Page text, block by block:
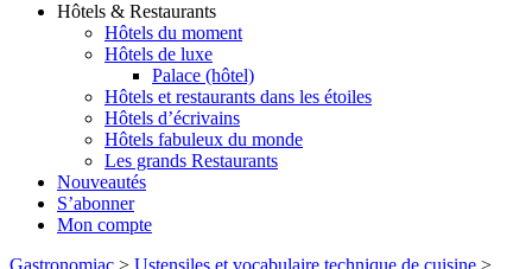
Hôtels & Restaurants
Hôtels du moment
Hôtels de luxe
Palace (hôtel)
Hôtels et restaurants dans les étoiles
Hôtels d’écrivains
Hôtels fabuleux du monde
Les grands Restaurants
Nouveautés
S’abonner
Mon compte